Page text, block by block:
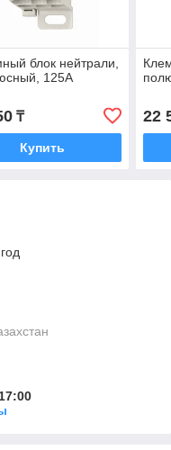
блок нейтрали,
125А
₸
Купить
22